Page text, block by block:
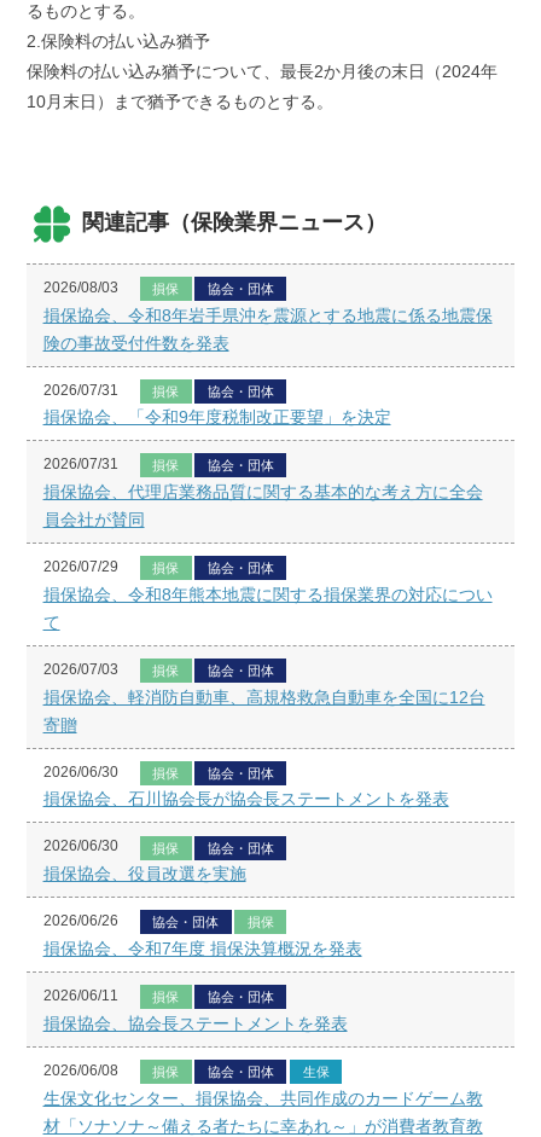
るものとする。
2.保険料の払い込み猶予
保険料の払い込み猶予について、最長2か月後の末日（2024年
10月末日）まで猶予できるものとする。
関連記事（保険業界ニュース）
2026/08/03 損保 協会・団体
損保協会、令和8年岩手県沖を震源とする地震に係る地震保
険の事故受付件数を発表
2026/07/31 損保 協会・団体
損保協会、「令和9年度税制改正要望」を決定
2026/07/31 損保 協会・団体
損保協会、代理店業務品質に関する基本的な考え方に全会
員会社が賛同
2026/07/29 損保 協会・団体
損保協会、令和8年熊本地震に関する損保業界の対応につい
て
2026/07/03 損保 協会・団体
損保協会、軽消防自動車、高規格救急自動車を全国に12台
寄贈
2026/06/30 損保 協会・団体
損保協会、石川協会長が協会長ステートメントを発表
2026/06/30 損保 協会・団体
損保協会、役員改選を実施
2026/06/26 協会・団体 損保
損保協会、令和7年度 損保決算概況を発表
2026/06/11 損保 協会・団体
損保協会、協会長ステートメントを発表
2026/06/08 損保 協会・団体 生保
生保文化センター、損保協会、共同作成のカードゲーム教
材「ソナソナ～備える者たちに幸あれ～」が消費者教育教